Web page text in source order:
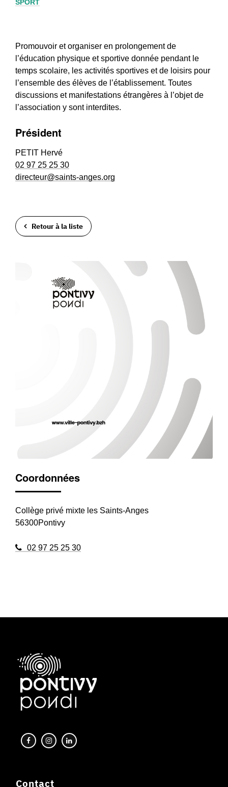
SPORT
Promouvoir et organiser en prolongement de
l’éducation physique et sportive donnée pendant le
temps scolaire, les activités sportives et de loisirs pour
l’ensemble des élèves de l’établissement. Toutes
discussions et manifestations étrangères à l’objet de
l’association y sont interdites.
Président
PETIT Hervé
02 97 25 25 30
directeur@saints-anges.org
Retour à la liste
Coordonnées
Collège privé mixte les Saints-Anges
56300Pontivy
02 97 25 25 30
Contact